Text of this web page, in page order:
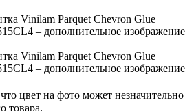
цвет на фото может незначительно
товара.